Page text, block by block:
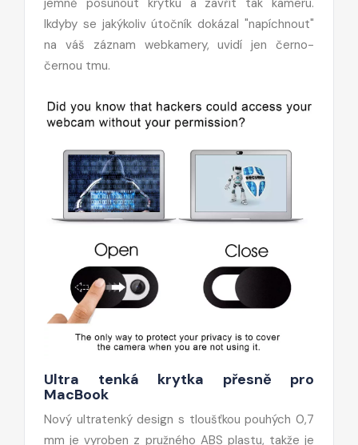
Ikdyby se jakýkoliv útočník dokázal "napíchnout"
na váš záznam webkamery, uvidí jen černo-
černou tmu.
Ultra tenká krytka přesně pro
MacBook
Nový ultratenký design s tloušťkou pouhých 0,7
mm je vyroben z pružného ABS plastu, takže je